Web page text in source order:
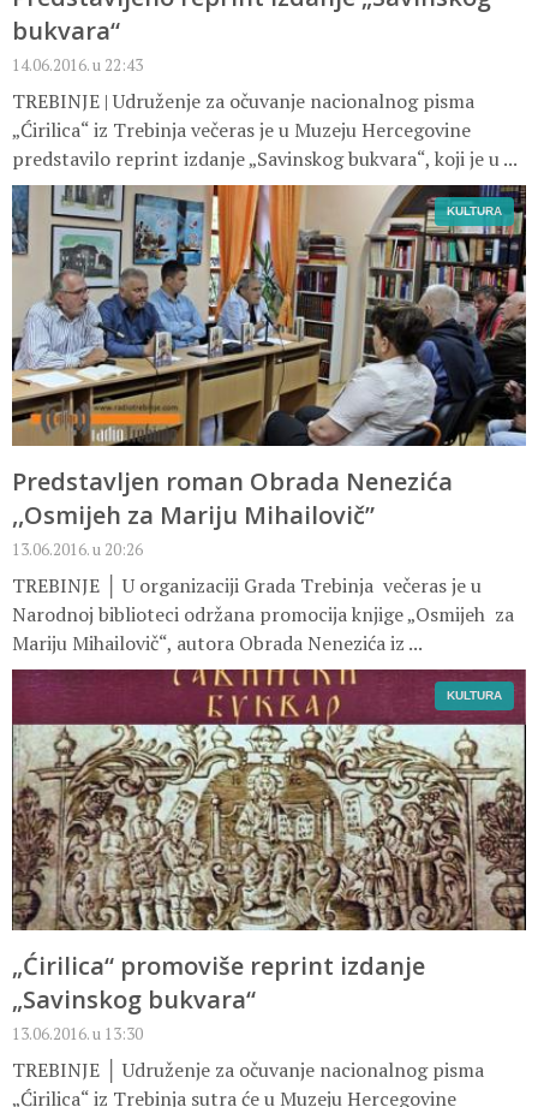
bukvara“
14.06.2016. u 22:43
TREBINJE | Udruženje za očuvanje nacionalnog pisma
„Ćirilica“ iz Trebinja večeras je u Muzeju Hercegovine
predstavilo reprint izdanje „Savinskog bukvara“, koji je u ...
KULTURA
Predstavljen roman Obrada Nenezića
,,Osmijeh za Mariju Mihailovič”
13.06.2016. u 20:26
TREBINJE │ U organizaciji Grada Trebinja večeras je u
Narodnoj biblioteci održana promocija knjige „Osmijeh za
Mariju Mihailovič“, autora Obrada Nenezića iz ...
KULTURA
„Ćirilica“ promoviše reprint izdanje
„Savinskog bukvara“
13.06.2016. u 13:30
TREBINJE │ Udruženje za očuvanje nacionalnog pisma
„Ćirilica“ iz Trebinja sutra će u Muzeju Hercegovine